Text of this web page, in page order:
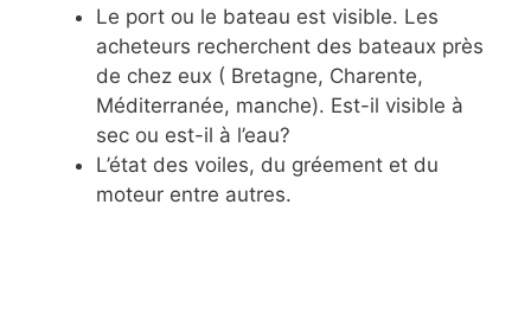
Le port ou le bateau est visible. Les
acheteurs recherchent des bateaux près
de chez eux ( Bretagne, Charente,
Méditerranée, manche). Est-il visible à
sec ou est-il à l’eau?
L’état des voiles, du gréement et du
moteur entre autres.